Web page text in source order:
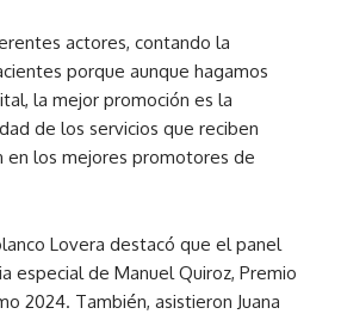
actores, contando la
porque aunque hagamos
la mejor promoción es la
de los servicios que reciben
en los mejores promotores de
Lovera destacó que el panel
especial de Manuel Quiroz, Premio
2024. También, asistieron Juana